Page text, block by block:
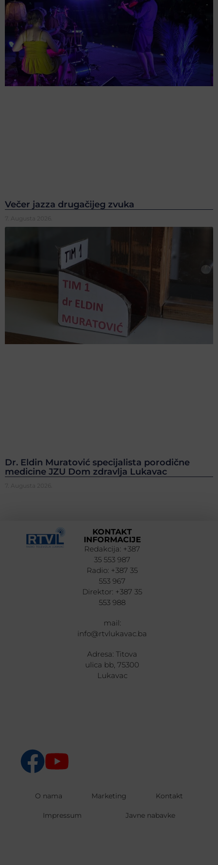
Večer jazza drugačijeg zvuka
7. Augusta 2026.
Dr. Eldin Muratović specijalista porodične
medicine JZU Dom zdravlja Lukavac
7. Augusta 2026.
KONTAKT
INFORMACIJE
Redakcija: +387
35 553 987
Radio: +387 35
553 967
Direktor: +387 35
553 988
mail:
info@rtvlukavac.ba
Adresa: Titova
ulica bb, 75300
Lukavac
O nama Marketing Kontakt
Impressum Javne nabavke